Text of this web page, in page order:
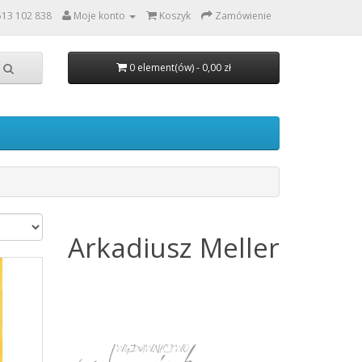
102 838 Moje konto Koszyk Zamówienie
0 element(ów) - 0,00 zł
Arkadiusz Meller